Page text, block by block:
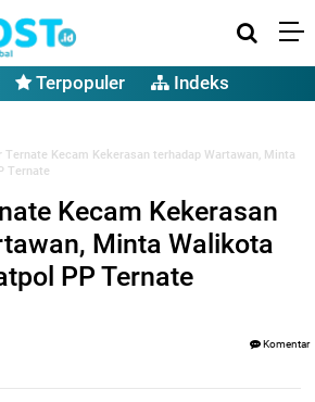
Terpopuler Indeks
Ternate Kecam Kekerasan terhadap Wartawan, Minta
Ternate
Kecam Kekerasan
Minta Walikota
PP Ternate
Komentar